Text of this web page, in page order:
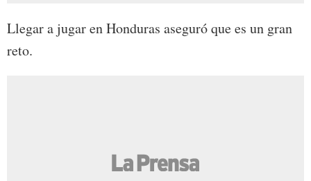
Llegar a jugar en Honduras aseguró que es un gran
reto.